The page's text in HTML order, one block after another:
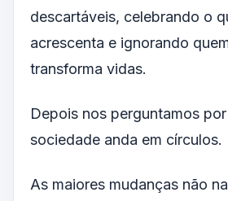
descartáveis, celebrando o
acrescenta e ignorando
transforma vidas.
Depois nos perguntamos
sociedade anda em círculos.
As maiores mudanças não